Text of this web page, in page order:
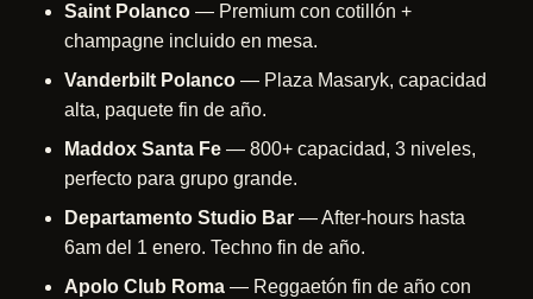
Saint Polanco — Premium con cotillón +
champagne incluido en mesa.
Vanderbilt Polanco — Plaza Masaryk, capacidad
alta, paquete fin de año.
Maddox Santa Fe — 800+ capacidad, 3 niveles,
perfecto para grupo grande.
Departamento Studio Bar — After-hours hasta
6am del 1 enero. Techno fin de año.
Apolo Club Roma — Reggaetón fin de año con